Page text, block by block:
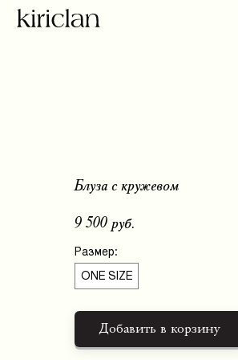
Блуза с кружевом
9 500 руб.
Размер:
ONE SIZE
Добавить в корзину